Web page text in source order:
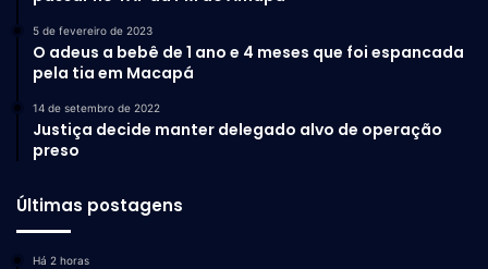
5 de fevereiro de 2023
O adeus a bebê de 1 ano e 4 meses que foi espancada
pela tia em Macapá
14 de setembro de 2022
Justiça decide manter delegado alvo de operação
preso
Últimas postagens
Há 2 horas